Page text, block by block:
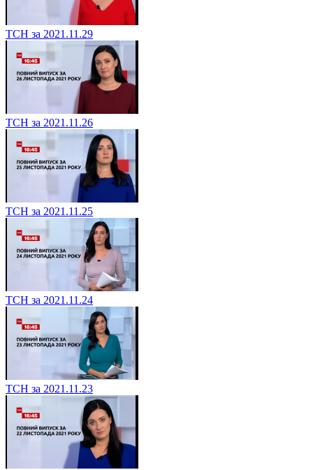
ТСН за 2021.11.29
ТСН за 2021.11.26
ТСН за 2021.11.25
ТСН за 2021.11.24
ТСН за 2021.11.23